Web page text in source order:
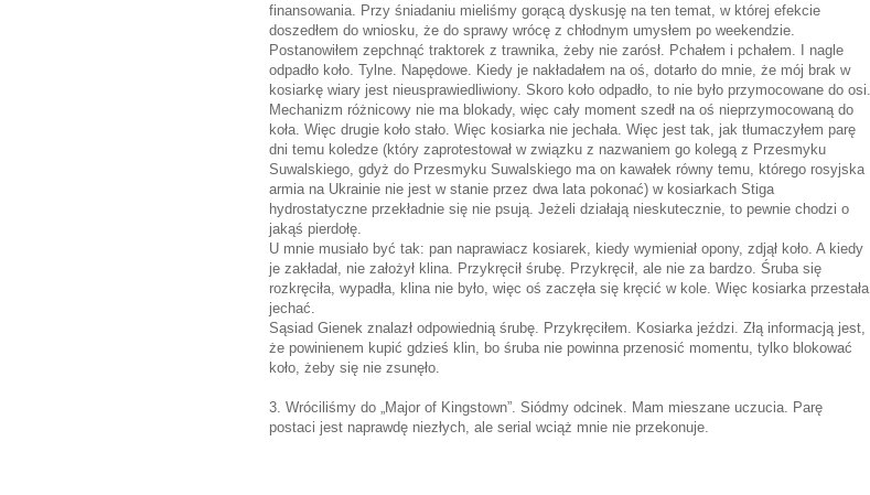
finansowania. Przy śniadaniu mieliśmy gorącą dyskusję na ten temat, w której efekcie
doszedłem do wniosku, że do sprawy wrócę z chłodnym umysłem po weekendzie.
Postanowiłem zepchnąć traktorek z trawnika, żeby nie zarósł. Pchałem i pchałem. I nagle
odpadło koło. Tylne. Napędowe. Kiedy je nakładałem na oś, dotarło do mnie, że mój brak w
kosiarkę wiary jest nieusprawiedliwiony. Skoro koło odpadło, to nie było przymocowane do osi.
Mechanizm różnicowy nie ma blokady, więc cały moment szedł na oś nieprzymocowaną do
koła. Więc drugie koło stało. Więc kosiarka nie jechała. Więc jest tak, jak tłumaczyłem parę
dni temu koledze (który zaprotestował w związku z nazwaniem go kolegą z Przesmyku
Suwalskiego, gdyż do Przesmyku Suwalskiego ma on kawałek równy temu, którego rosyjska
armia na Ukrainie nie jest w stanie przez dwa lata pokonać) w kosiarkach Stiga
hydrostatyczne przekładnie się nie psują. Jeżeli działają nieskutecznie, to pewnie chodzi o
jakąś pierdołę.
U mnie musiało być tak: pan naprawiacz kosiarek, kiedy wymieniał opony, zdjął koło. A kiedy
je zakładał, nie założył klina. Przykręcił śrubę. Przykręcił, ale nie za bardzo. Śruba się
rozkręciła, wypadła, klina nie było, więc oś zaczęła się kręcić w kole. Więc kosiarka przestała
jechać.
Sąsiad Gienek znalazł odpowiednią śrubę. Przykręciłem. Kosiarka jeździ. Złą informacją jest,
że powinienem kupić gdzieś klin, bo śruba nie powinna przenosić momentu, tylko blokować
koło, żeby się nie zsunęło.
3. Wróciliśmy do „Major of Kingstown”. Siódmy odcinek. Mam mieszane uczucia. Parę
postaci jest naprawdę niezłych, ale serial wciąż mnie nie przekonuje.